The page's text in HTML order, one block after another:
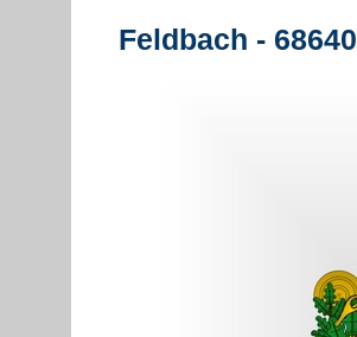
Feldbach - 68640